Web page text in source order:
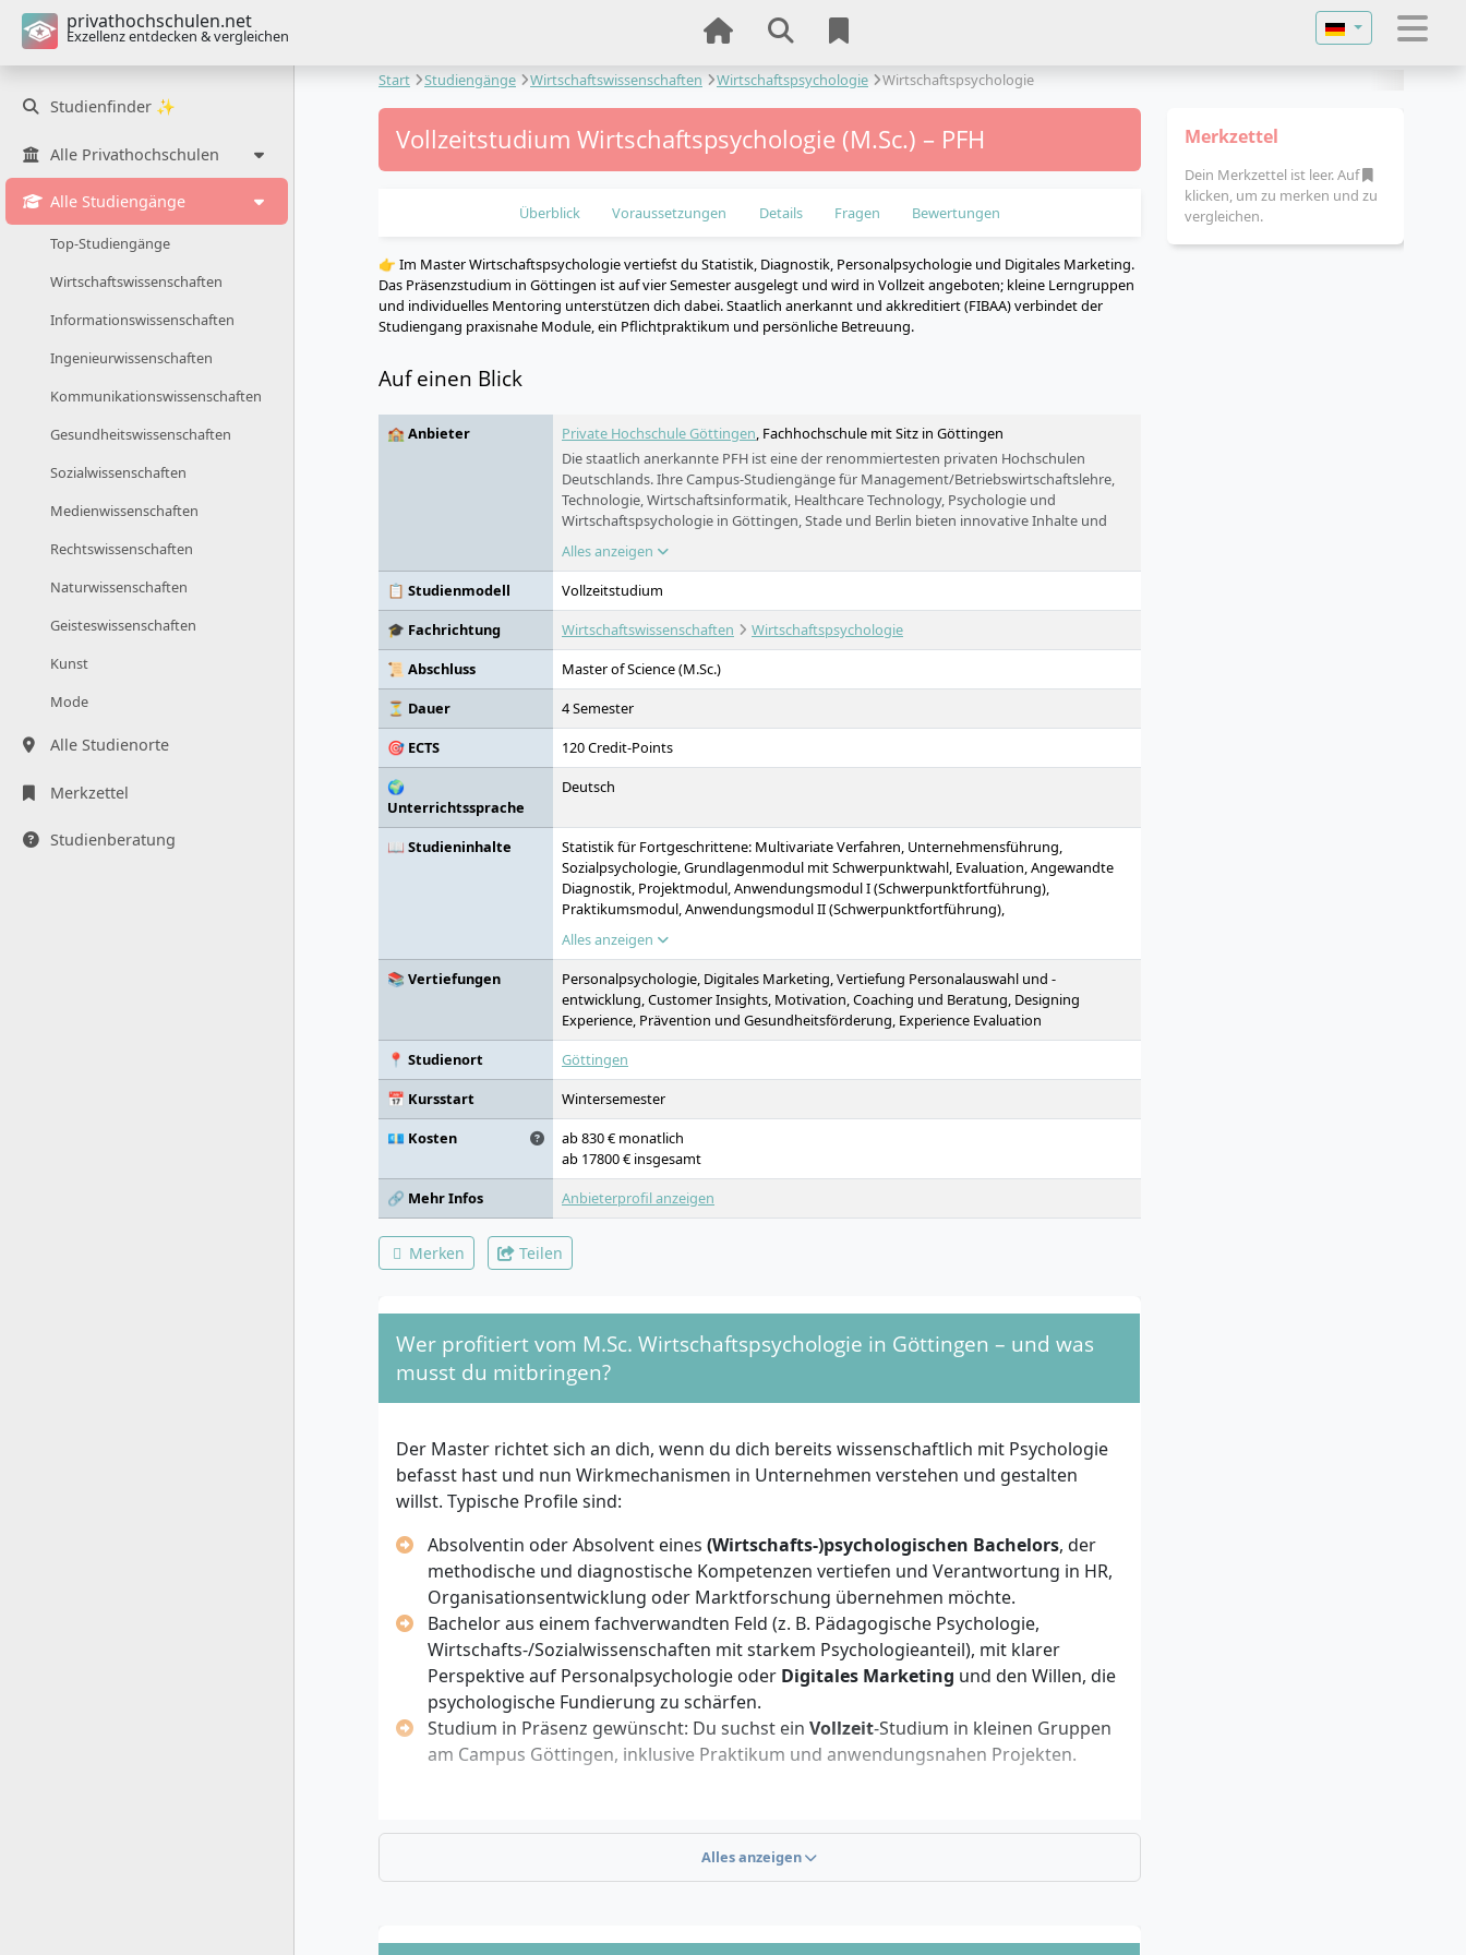
privathochschulen.net
Exzellenz entdecken & vergleichen
Sprache
Studienfinder ✨
Alle Privathochschulen
Alle Studiengänge
Top-Studiengänge
Wirtschaftswissenschaften
Informationswissenschaften
Ingenieurwissenschaften
Kommunikationswissenschaften
Gesundheitswissenschaften
Sozialwissenschaften
Medienwissenschaften
Rechtswissenschaften
Naturwissenschaften
Geisteswissenschaften
Kunst
Mode
Alle Studienorte
Merkzettel
Studienberatung
Start Studiengänge Wirtschaftswissenschaften Wirtschaftspsychologie Wirtschaftspsychologie
Vollzeitstudium Wirtschaftspsychologie (M.Sc.) – PFH
Überblick Voraussetzungen Details Fragen Bewertungen
👉 Im Master Wirtschaftspsychologie vertiefst du Statistik, Diagnostik, Personalpsychologie und Digitales Marketing.
Das Präsenzstudium in Göttingen ist auf vier Semester ausgelegt und wird in Vollzeit angeboten; kleine Lerngruppen
und individuelles Mentoring unterstützen dich dabei. Staatlich anerkannt und akkreditiert (FIBAA) verbindet der
Studiengang praxisnahe Module, ein Pflichtpraktikum und persönliche Betreuung.
Auf einen Blick
🏫 Anbieter Private Hochschule Göttingen, Fachhochschule mit Sitz in Göttingen
Die staatlich anerkannte PFH ist eine der renommiertesten privaten Hochschulen
Deutschlands. Ihre Campus-Studiengänge für Management/Betriebswirtschaftslehre,
Technologie, Wirtschaftsinformatik, Healthcare Technology, Psychologie und
Wirtschaftspsychologie in Göttingen, Stade und Berlin bieten innovative Inhalte und
sind gleichermaßen praxisnah wie international angelegt. Außerdem werden
Fernstudiengänge angeboten, wobei die Prüfungen weltweit und in ganz Deutschland
geschrieben werden können.
Alles anzeigen
📋 Studienmodell
Vollzeitstudium
🎓 Fachrichtung
Wirtschaftswissenschaften
Wirtschaftspsychologie
📜 Abschluss
Master of Science (M.Sc.)
⏳ Dauer
4 Semester
🎯 ECTS
120 Credit-Points
🌍
Unterrichtssprache
Deutsch
📖 Studieninhalte
Statistik für Fortgeschrittene: Multivariate Verfahren, Unternehmensführung,
Sozialpsychologie, Grundlagenmodul mit Schwerpunktwahl, Evaluation, Angewandte
Diagnostik, Projektmodul, Anwendungsmodul I (Schwerpunktfortführung),
Praktikumsmodul, Anwendungsmodul II (Schwerpunktfortführung),
Anwendungsmodul III (Schwerpunktfortführung), Master-Thesis und Disputation
Alles anzeigen
📚 Vertiefungen
Personalpsychologie, Digitales Marketing, Vertiefung Personalauswahl und -
entwicklung, Customer Insights, Motivation, Coaching und Beratung, Designing
Experience, Prävention und Gesundheitsförderung, Experience Evaluation
📍 Studienort
Göttingen
📅 Kursstart
Wintersemester
💶 Kosten
ab 830 € monatlich
ab 17800 € insgesamt
🔗 Mehr Infos
Anbieterprofil anzeigen
Merken Teilen
Wer profitiert vom M.Sc. Wirtschaftspsychologie in Göttingen – und was
musst du mitbringen?
Der Master richtet sich an dich, wenn du dich bereits wissenschaftlich mit Psychologie
befasst hast und nun Wirkmechanismen in Unternehmen verstehen und gestalten
willst. Typische Profile sind:
Absolventin oder Absolvent eines (Wirtschafts-)psychologischen Bachelors, der
methodische und diagnostische Kompetenzen vertiefen und Verantwortung in HR,
Organisationsentwicklung oder Marktforschung übernehmen möchte.
Bachelor aus einem fachverwandten Feld (z. B. Pädagogische Psychologie,
Wirtschafts-/Sozialwissenschaften mit starkem Psychologieanteil), mit klarer
Perspektive auf Personalpsychologie oder Digitales Marketing und den Willen, die
psychologische Fundierung zu schärfen.
Studium in Präsenz gewünscht: Du suchst ein Vollzeit-Studium in kleinen Gruppen
am Campus Göttingen, inklusive Praktikum und anwendungsnahen Projekten.
Zulassungsvoraussetzungen
Für die Einschreibung benötigst du einen ersten Hochschulabschluss und durchläufst
Bachelorabschluss in (Wirtschafts-)Psychologie oder einem fachlich verwandten
Alles anzeigen
Merkzettel
Dein Merkzettel ist leer. Auf
klicken, um zu merken und zu
vergleichen.